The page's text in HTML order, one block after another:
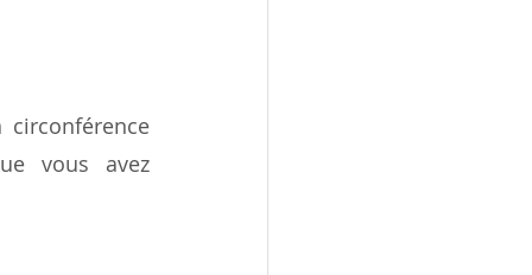
circonférence
vous avez